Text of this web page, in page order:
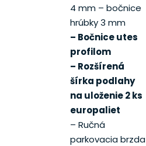
4 mm – bočnice
hrúbky 3 mm
– Bočnice utes
profilom
– Rozšírená
šírka podlahy
na uloženie 2 ks
europaliet
– Ručná
parkovacia brzda